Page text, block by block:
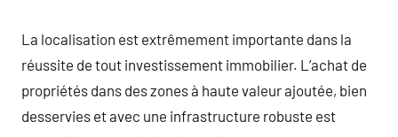
La localisation est extrêmement importante dans la
réussite de tout investissement immobilier. L’achat de
propriétés dans des zones à haute valeur ajoutée, bien
desservies et avec une infrastructure robuste est